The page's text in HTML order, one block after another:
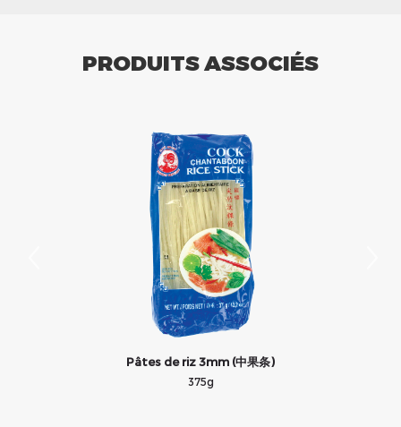
PRODUITS ASSOCIÉS
Pâtes de riz 3mm (中果条)
375g